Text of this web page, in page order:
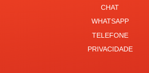
CHAT
WHATSAPP
TELEFONE
PRIVACIDADE